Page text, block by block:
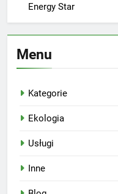
Energy Star
Menu
Kategorie
Ekologia
Usługi
Inne